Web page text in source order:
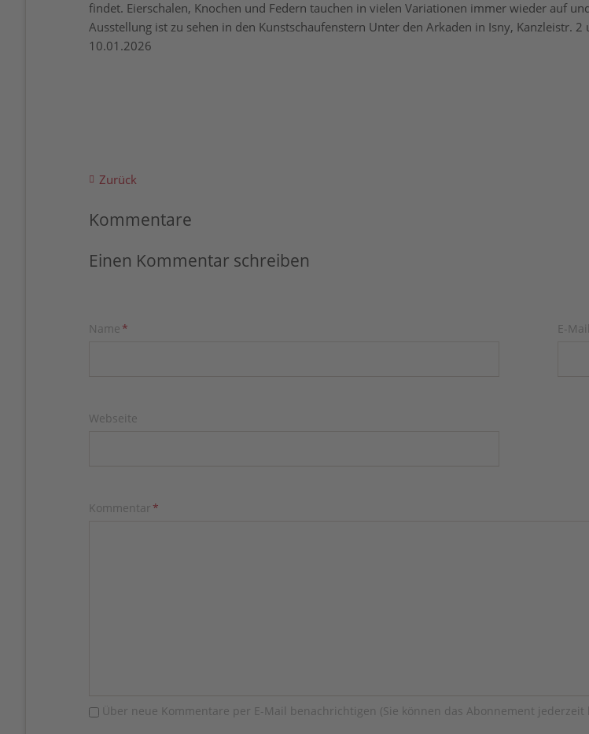
findet. Eierschalen, Knochen und Federn tauchen in vielen Variationen immer wieder auf
Ausstellung ist zu sehen in den Kunstschaufenstern Unter den Arkaden in Isny, Kanzleistr.
10.01.2026
Zurück
Kommentare
Einen Kommentar schreiben
Pflichtfeld
Name* E-
Webseite
Pflichtfeld
Kommentar*
Über neue Kommentare per E-Mail benachrichtigen (Sie können das Abonnement jederzeit